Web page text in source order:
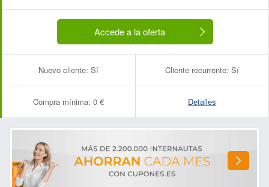
Accede a la oferta
Nuevo cliente: Sí Cliente recurrente: Sí
Compra mínima: 0 € Detalles